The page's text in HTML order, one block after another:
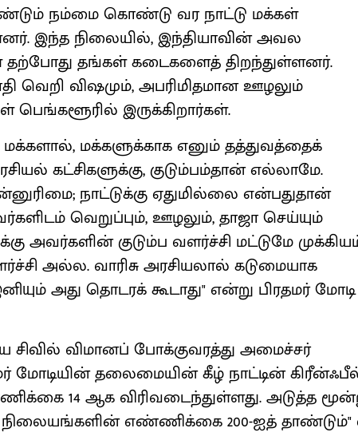
நம்மை கொண்டு வர நாட்டு மக்கள்
இந்த நிலையில், இந்தியாவின் அவல
தங்கள் கடைகளைத் திறந்துள்ளனர்.
வெறி விஷமும், அபரிமிதமான ஊழலும்
பெங்களூரில் இருக்கிறார்கள்.
மக்களுக்காக எனும் தத்துவத்தைக்
கட்சிகளுக்கு, குடும்பம்தான் எல்லாமே.
நாட்டுக்கு ஏதுமில்லை என்பதுதான்
வெறுப்பும், ஊழலும், தாஜா செய்யும்
அவர்களின் குடும்ப வளர்ச்சி மட்டுமே
அல்ல. வாரிசு அரசியலால் கடுமையாக
அது தொடரக் கூடாது" என்று பிரதமர் மோடி
சிவில் விமானப் போக்குவரத்து அமைச்சர்
மோடியின் தலைமையின் கீழ் நாட்டின்
14 ஆக விரிவடைந்துள்ளது. அடுத்த
எண்ணிக்கை 200-ஐத்